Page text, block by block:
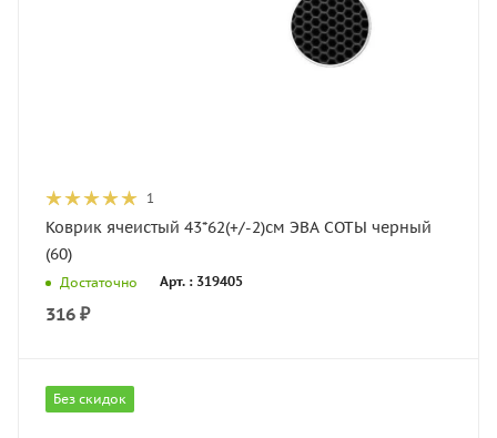
1
Коврик ячеистый 43*62(+/-2)см ЭВА СОТЫ черный
(60)
Достаточно Арт. : 319405
316 ₽
Без скидок